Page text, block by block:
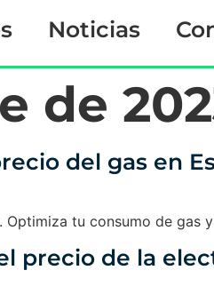
Noticias
de
del gas en
tu consumo de gas
precio de la